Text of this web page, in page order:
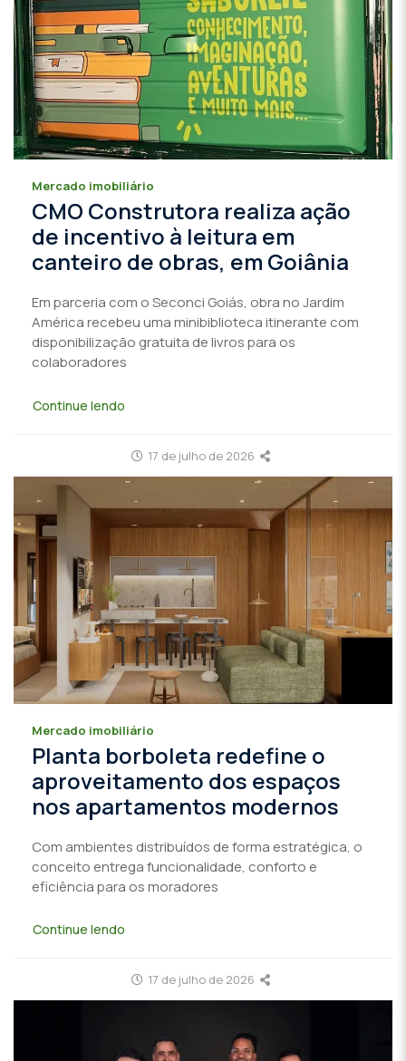
Mercado imobiliário
CMO Construtora realiza ação
de incentivo à leitura em
canteiro de obras, em Goiânia
Em parceria com o Seconci Goiás, obra no Jardim
América recebeu uma minibiblioteca itinerante com
disponibilização gratuita de livros para os
colaboradores
Continue lendo
17 de julho de 2026
Mercado imobiliário
Planta borboleta redefine o
aproveitamento dos espaços
nos apartamentos modernos
Com ambientes distribuídos de forma estratégica, o
conceito entrega funcionalidade, conforto e
eficiência para os moradores
Continue lendo
17 de julho de 2026